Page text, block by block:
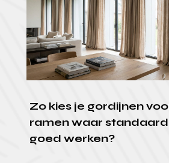
Zo kies je gordijnen
ramen waar
goed werken?